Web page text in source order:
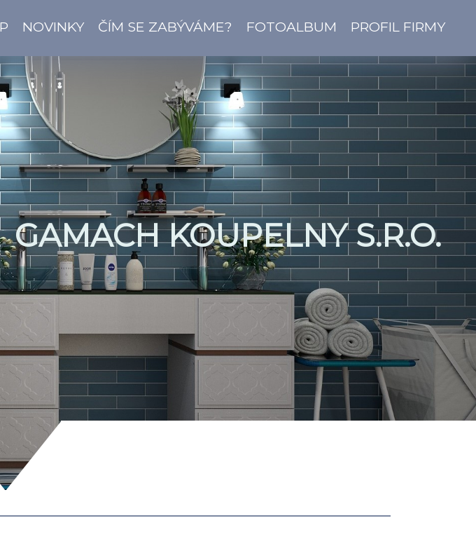
NOVINKY ČÍM SE ZABÝVÁME? FOTOALBUM PROFIL FIRMY
GAMACH KOUPELNY S.R.O.